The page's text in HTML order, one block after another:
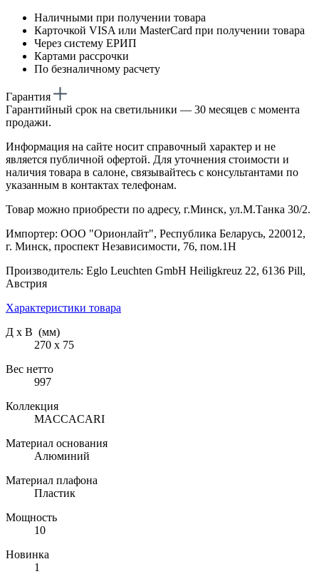
Наличными при получении товара
Карточкой VISA или MasterCard при получении товара
Через систему ЕРИП
Картами рассрочки
По безналичному расчету
Гарантия
Гарантийный срок на светильники — 30 месяцев с момента
продажи.
Информация на сайте носит справочный характер и не
является публичной офертой. Для уточнения стоимости и
наличия товара в салоне, связывайтесь с консультантами по
указанным в контактах телефонам.
Товар можно приобрести по адресу, г.Минск, ул.М.Танка 30/2.
Импортер: ООО "Орионлайт", Республика Беларусь, 220012,
г. Минск, проспект Независимости, 76, пом.1Н
Производитель: Eglo Leuchten GmbH Heiligkreuz 22, 6136 Pill,
Австрия
Характеристики товара
Д х В (мм)
270 х 75
Вес нетто
997
Коллекция
MACCACARI
Материал основания
Алюминий
Материал плафона
Пластик
Мощность
10
Новинка
1